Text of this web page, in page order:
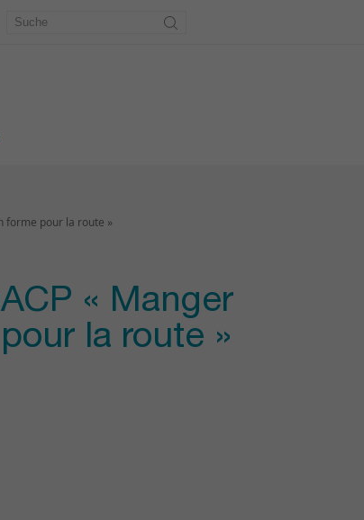
forme pour la route »
« Manger
la route »